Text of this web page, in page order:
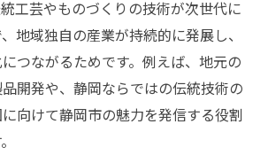
工芸やものづくりの技術が次世代に
地域独自の産業が持続的に発展し、
つながるためです。例えば、地元の
開発や、静岡ならではの伝統技術の
向けて静岡市の魅力を発信する役割